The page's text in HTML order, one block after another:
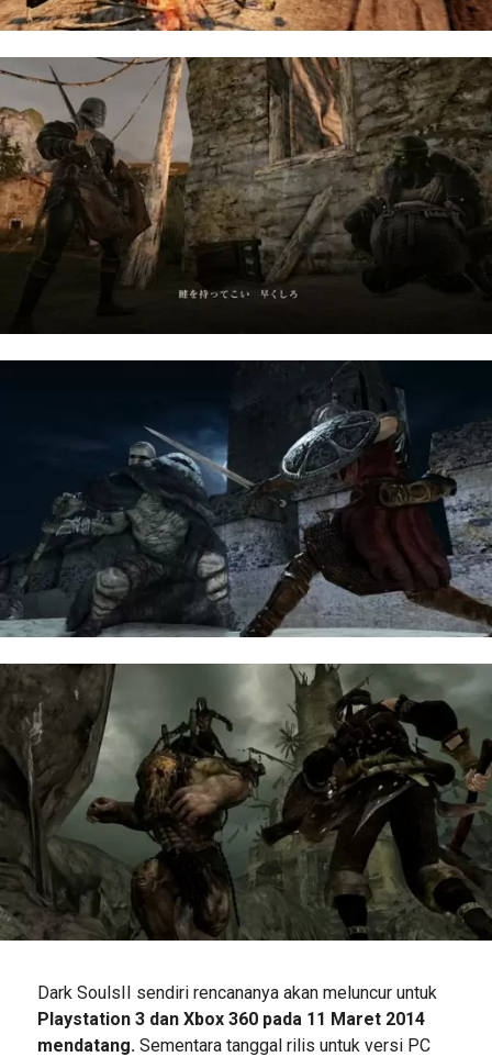
Dark SoulsII sendiri rencananya akan meluncur untuk
Playstation 3 dan Xbox 360 pada 11 Maret 2014
mendatang. Sementara tanggal rilis untuk versi PC